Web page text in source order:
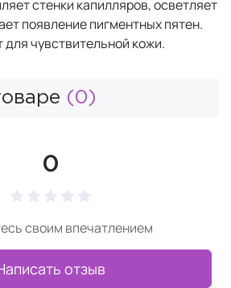
стенки капилляров, осветляет
появление пигментных пятен.
чувствительной кожи.
(0)
0
своим впечатлением
отзыв